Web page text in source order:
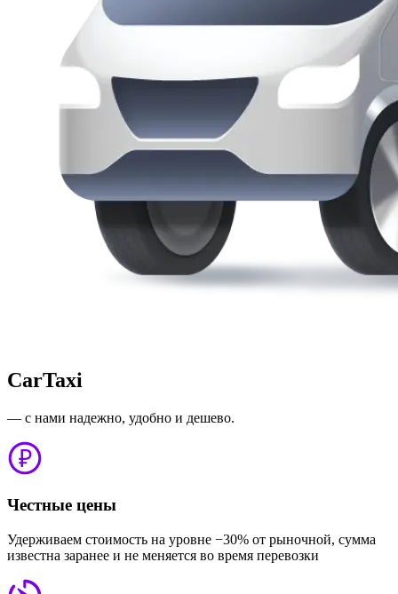
CarTaxi
— с нами надежно, удобно и дешево.
Честные цены
Удерживаем стоимость на уровне −30% от рыночной, сумма
известна заранее и не меняется во время перевозки